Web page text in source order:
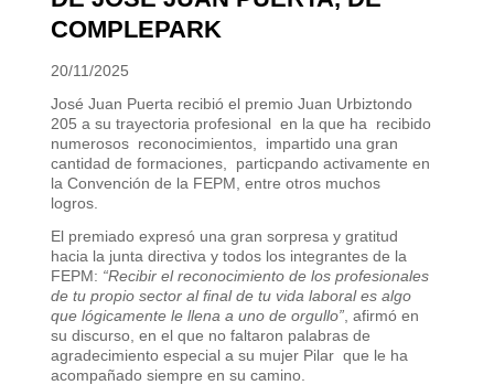
COMPLEPARK
20/11/2025
José Juan Puerta recibió el premio Juan Urbiztondo
205 a su trayectoria profesional en la que ha recibido
numerosos reconocimientos, impartido una gran
cantidad de formaciones, particpando activamente en
la Convención de la FEPM, entre otros muchos
logros.
El premiado expresó una gran sorpresa y gratitud
hacia la junta directiva y todos los integrantes de la
FEPM: “Recibir el reconocimiento de los profesionales
de tu propio sector al final de tu vida laboral es algo
que lógicamente le llena a uno de orgullo” , afirmó en
su discurso, en el que no faltaron palabras de
agradecimiento especial a su mujer Pilar que le ha
acompañado siempre en su camino.